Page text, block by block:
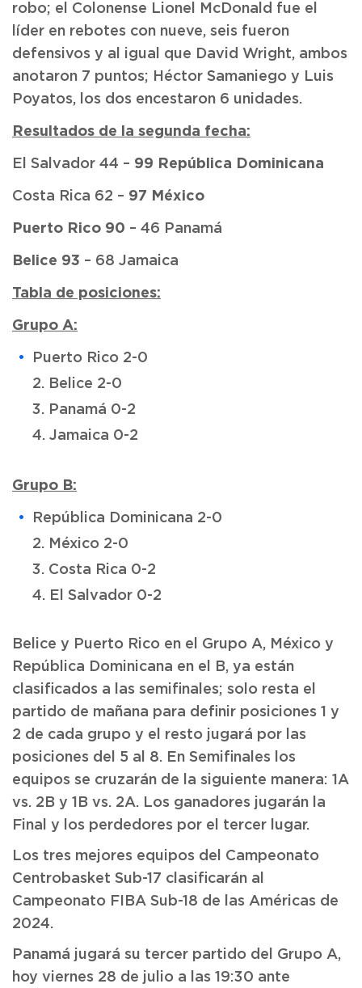
robo; el Colonense Lionel McDonald fue el
líder en rebotes con nueve, seis fueron
defensivos y al igual que David Wright, ambos
anotaron 7 puntos; Héctor Samaniego y Luis
Poyatos, los dos encestaron 6 unidades.
Resultados de la segunda fecha:
El Salvador 44 – 99 República Dominicana
Costa Rica 62 – 97 México
Puerto Rico 90 – 46 Panamá
Belice 93 – 68 Jamaica
Tabla de posiciones:
Grupo A:
Puerto Rico 2-0
2. Belice 2-0
3. Panamá 0-2
4. Jamaica 0-2
Grupo B:
República Dominicana 2-0
2. México 2-0
3. Costa Rica 0-2
4. El Salvador 0-2
Belice y Puerto Rico en el Grupo A, México y
República Dominicana en el B, ya están
clasificados a las semifinales; solo resta el
partido de mañana para definir posiciones 1 y
2 de cada grupo y el resto jugará por las
posiciones del 5 al 8. En Semifinales los
equipos se cruzarán de la siguiente manera: 1A
vs. 2B y 1B vs. 2A. Los ganadores jugarán la
Final y los perdedores por el tercer lugar.
Los tres mejores equipos del Campeonato
Centrobasket Sub-17 clasificarán al
Campeonato FIBA Sub-18 de las Américas de
2024.
Panamá jugará su tercer partido del Grupo A,
hoy viernes 28 de julio a las 19:30 ante